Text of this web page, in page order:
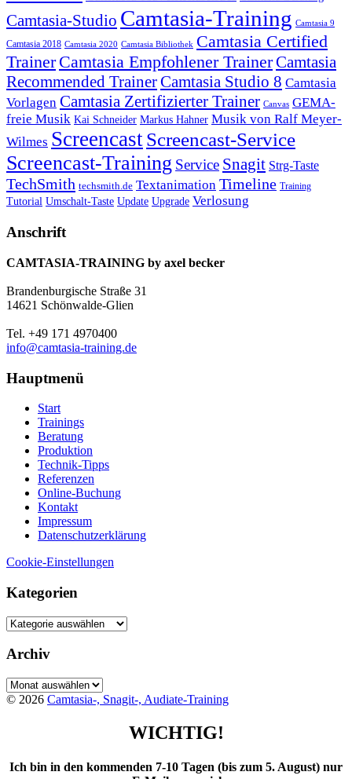
Camtasia-Studio Camtasia-Training Camtasia 9
Camtasia 2018 Camtasia 2020 Camtasia Bibliothek Camtasia Certified
Trainer Camtasia Empfohlener TrainerCamtasia
Recommended TrainerCamtasia Studio 8 Camtasia
Vorlagen Camtasia Zertifizierter Trainer Canvas GEMA-
freie Musik Kai Schneider Markus Hahner Musik von Ralf Meyer-
Wilmes ScreencastScreencast-Service
Screencast-Training Service Snagit Strg-Taste
TechSmith techsmith.de Textanimation Timeline Training
Tutorial Umschalt-Taste Update Upgrade Verlosung
Anschrift
CAMTASIA-TRAINING by axel becker
Brandenburgische Straße 31
14621 Schönwalde-Glien
Tel. +49 171 4970400
info@camtasia-training.de
Hauptmenü
Start
Trainings
Beratung
Produktion
Technik-Tipps
Referenzen
Online-Buchung
Kontakt
Impressum
Datenschutzerklärung
Cookie-Einstellungen
Kategorien
Kategorien
Archiv
Archiv
© 2026 Camtasia-, Snagit-, Audiate-Training
WICHTIG!
Ich bin in den kommenden 7-10 Tagen (bis zum 5. August) nur